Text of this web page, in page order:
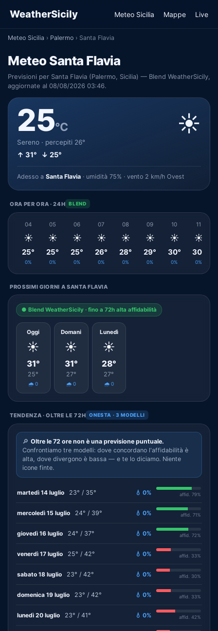
WeatherSicily Meteo Sicilia Mappe Live
Meteo Sicilia › Palermo › Santa Flavia
Meteo Santa Flavia
Previsioni per Santa Flavia (Palermo, Sicilia) — Blend WeatherSicily,
aggiornate al 08/08/2026 03:46.
25°C
Sereno · percepiti 26°
↑ 31° ↓ 25°
☀️
Adesso a Santa Flavia · umidità 75% · vento 2 km/h Ovest
ORA PER ORA · 24H BLEND
04
☀️
25°
0%
05
☀️
25°
0%
06
☀️
25°
0%
07
☀️
26°
0%
08
☀️
28°
0%
09
☀️
29°
0%
10
☀️
30°
0%
11
☀️
30°
0%
PROSSIMI GIORNI A SANTA FLAVIA
● Blend WeatherSicily · fino a 72h alta affidabilità
Oggi
☀️
31°
25°
🌧️ 0
Domani
☀️
31°
27°
🌧️ 0
Lunedì
☀️
28°
27°
🌧️ 0
TENDENZA · OLTRE LE 72H ONESTA · 3 MODELLI
🔎 Oltre le 72 ore non è una previsione puntuale.
Confrontiamo tre modelli: dove concordano l'affidabilità è
alta, dove divergono è bassa — e te lo diciamo. Niente
icone finte.
martedì 14 luglio 23° / 35° 💧 0% affid. 79%
mercoledì 15 luglio 24° / 39° 💧 0% affid. 71%
giovedì 16 luglio 24° / 37° 💧 0% affid. 72%
venerdì 17 luglio 25° / 42° 💧 0% affid. 33%
sabato 18 luglio 23° / 42° 💧 0% affid. 30%
domenica 19 luglio 23° / 42° 💧 0% affid. 33%
lunedì 20 luglio 23° / 41° 💧 0% affid. 42%